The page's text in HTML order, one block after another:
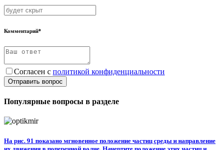
Комментарий*
Согласен с политикой конфиденциальности
Отправить вопрос
Популярные вопросы в разделе
На рис. 91 показано мгновенное положение частиц среды и направление